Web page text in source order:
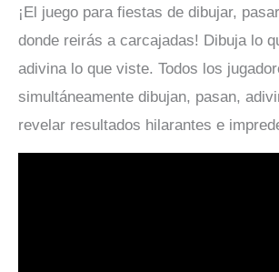
¡El juego para fiestas de dibujar,
donde reirás a carcajadas! Dibuja lo
adivina lo que viste. Todos los
simultáneamente dibujan, pasan,
revelar resultados hilarantes e